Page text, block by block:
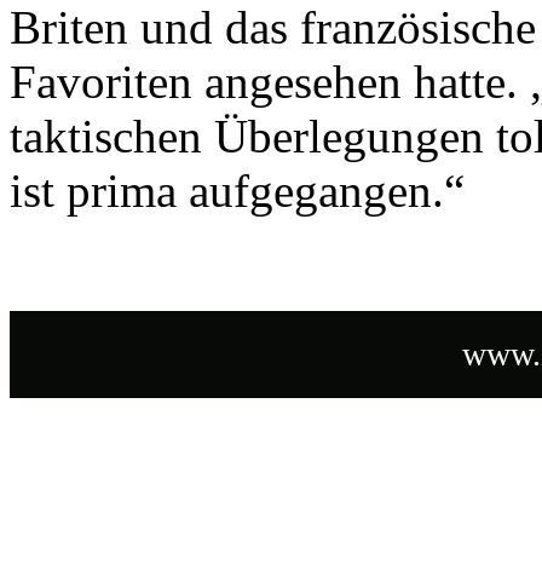
Briten und das
Favoriten angesehen
taktischen Überlegungen
ist prima aufgegangen.“